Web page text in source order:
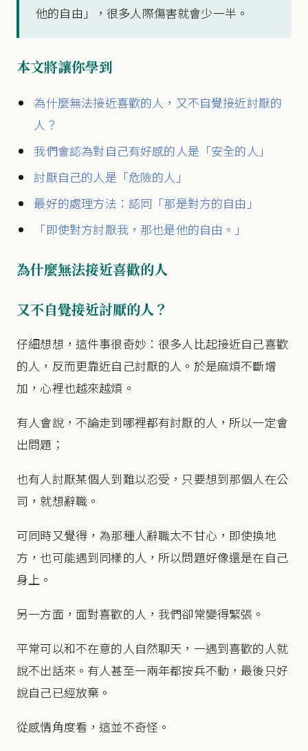
他的自由」，很多人際傷害就會少一半。
本文將讓你學到
為什麼無法接近喜歡的人，又不自覺接近討厭的
人？
我們會認為對自己有好感的人是「安全的人」
討厭自己的人是「危險的人」
最好的處理方法：認同「那是對方的自由」
「即使對方討厭我，那也是他的自由。」
為什麼無法接近喜歡的人
又不自覺接近討厭的人？
仔細想想，這件事很奇妙：很多人比起接近自己喜歡
的人，反而更靠近自己討厭的人。於是麻煩不斷增
加，心裡也越來越煩。
有人會說，不論走到哪裡都有討厭的人，所以一定會
出問題；
也有人討厭某個人到難以忍受，只要想到那個人在公
司，就想辭職。
可同時又覺得，為那種人辭職太不甘心，即使換地
方，也可能遇到同樣的人，所以問題好像還是在自己
身上。
另一方面，面對喜歡的人，我們卻常變得緊張。
平常可以和不在意的人自然聊天，一遇到喜歡的人就
說不出話來。有人甚至一兩年都按兵不動，最後只好
說自己已經放棄。
從感情角度看，這並不奇怪。